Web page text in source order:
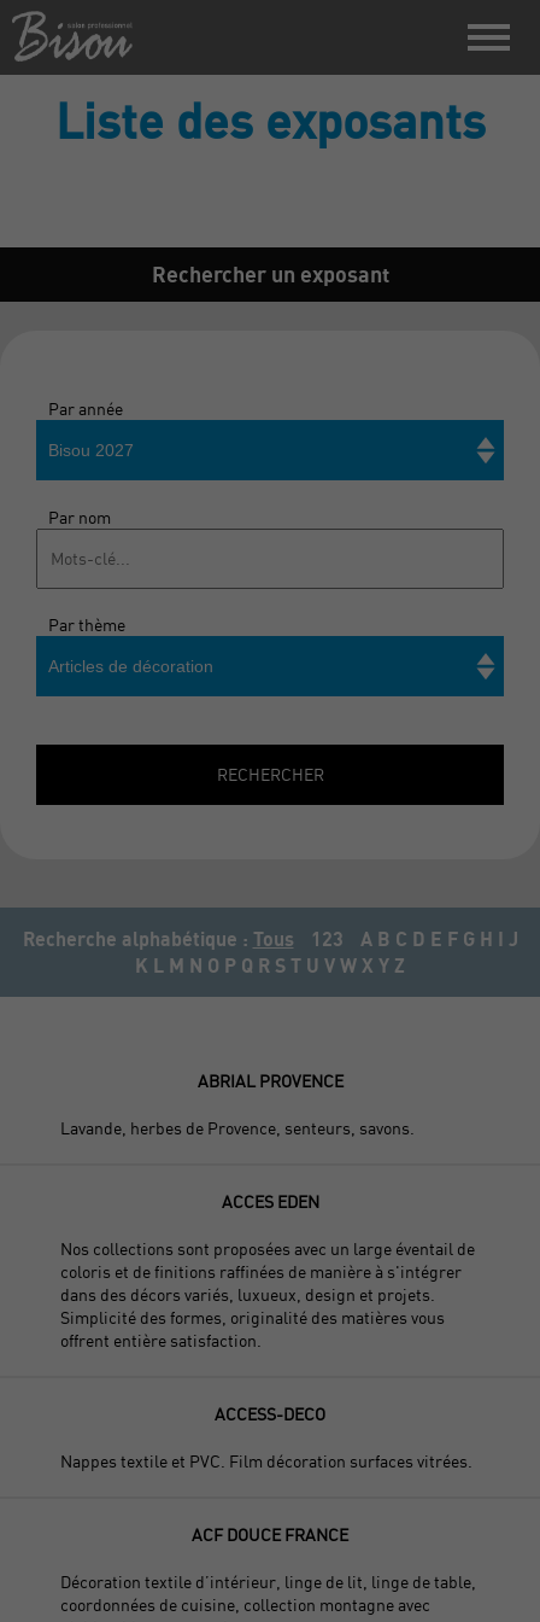
Liste des exposants
Rechercher un exposant
Par année
Bisou 2027
Par nom
Par thème
Articles de décoration
RECHERCHER
Recherche alphabétique : Tous 123 A B C D E F G H I J
K L M N O P Q R S T U V W X Y Z
ABRIAL PROVENCE
Lavande, herbes de Provence, senteurs, savons.
ACCES EDEN
Nos collections sont proposées avec un large éventail de
coloris et de finitions raffinées de manière à s'intégrer
dans des décors variés, luxueux, design et projets.
Simplicité des formes, originalité des matières vous
offrent entière satisfaction.
ACCESS-DECO
Nappes textile et PVC. Film décoration surfaces vitrées.
ACF DOUCE FRANCE
Décoration textile d’intérieur, linge de lit, linge de table,
coordonnées de cuisine, collection montagne avec